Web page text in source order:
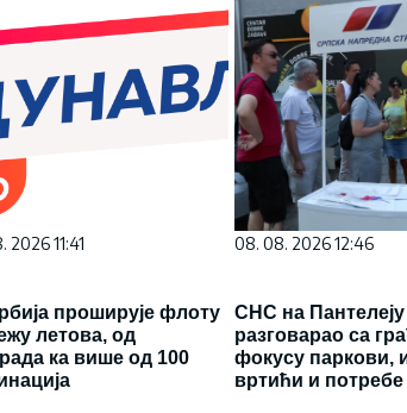
2026 11:41
проширује флоту
летова, од
ка више од 100
08. 08. 2026 12:46
СНС на Пантелеју
разговарао са
фокусу паркови,
вртићи и